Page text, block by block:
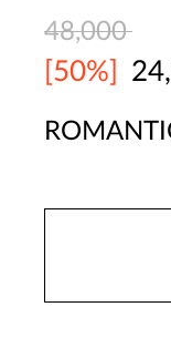
48,000
[50%]